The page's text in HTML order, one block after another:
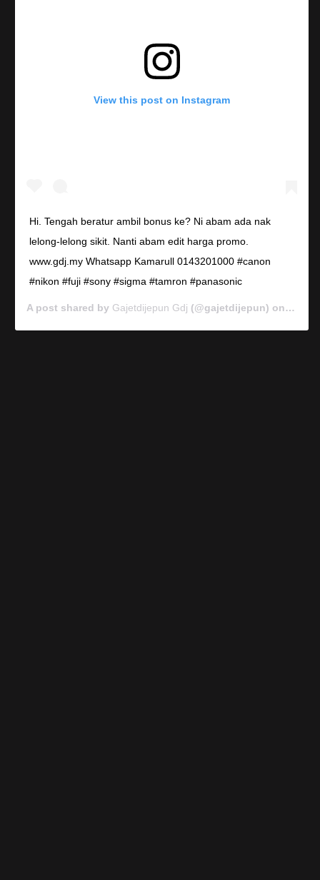
View this post on Instagram
Hi. Tengah beratur ambil bonus ke? Ni abam ada nak
lelong-lelong sikit. Nanti abam edit harga promo.
www.gdj.my Whatsapp Kamarull 0143201000 #canon
#nikon #fuji #sony #sigma #tamron #panasonic
A post shared by Gajetdijepun Gdj (@gajetdijepun) on Jan 7,